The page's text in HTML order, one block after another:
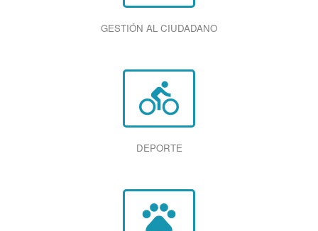
GESTIÓN AL CIUDADANO
directions_bike
DEPORTE
pets